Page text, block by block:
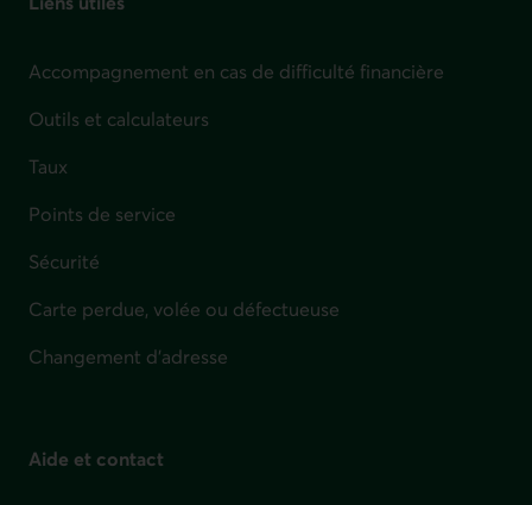
Accompagnement en cas de difficulté financière
Outils et calculateurs
Taux
Points de service
Sécurité
Carte perdue, volée ou défectueuse
Changement d'adresse
Aide et contact